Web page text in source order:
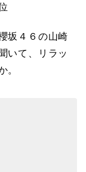
坂４６の山崎
いて、リラッ
。